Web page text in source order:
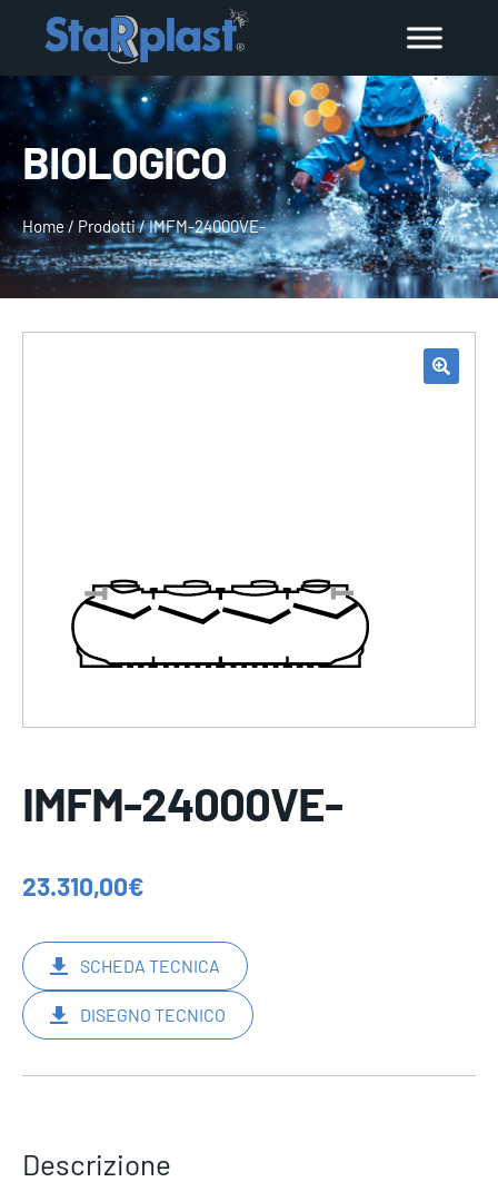
BIOLOGICO
Home/ Prodotti/IMFM-24000VE-
IMFM-24000VE-
23.310,00€
SCHEDA TECNICA
DISEGNO TECNICO
Descrizione